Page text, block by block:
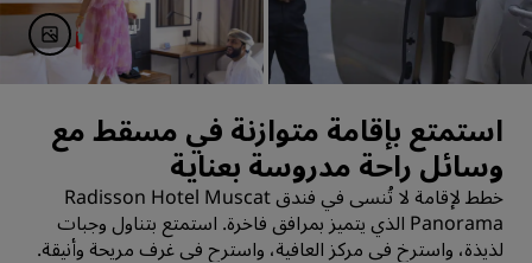
استمتع بإقامة متوازنة في مسقط مع
وسائل راحة مدروسة بعناية
خطط لإقامة لا تُنسى في فندق Radisson Hotel Muscat
Panorama الذي يتميز بمرافق فاخرة. استمتع بتناول وجبات
لذيذة، واسترخ في مركز العافية، واسترح في غرف مريحة وأنيقة.